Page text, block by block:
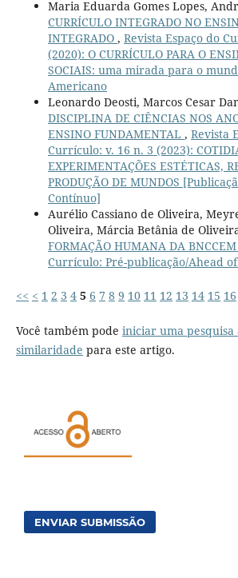
Maria Eduarda Gomes Lopes,
CURRÍCULO INTEGRADO NO
INTEGRADO , Revista Espaço do
(2020): O CURRÍCULO PARA O
SOCIAIS: uma mirada para o
Americano
Leonardo Deosti, Marcos Cesar
DISCIPLINA DE CIÊNCIAS NOS
ENSINO FUNDAMENTAL , Revista
Currículo: v. 16 n. 3 (2023):
EXPERIMENTAÇÕES ESTÉTICAS,
PRODUÇÃO DE MUNDOS
Contínuo]
Aurélio Cassiano de Oliveira,
Oliveira, Márcia Betânia de
FORMAÇÃO HUMANA DA BNCCEM
Currículo: Pré-publicação/Ahead
<< < 1 2 3 4 5 6 7 8 9 10 11 12 13 14 15 16
Você também pode iniciar uma
similaridade para este artigo.
ENVIAR SUBMISSÃO